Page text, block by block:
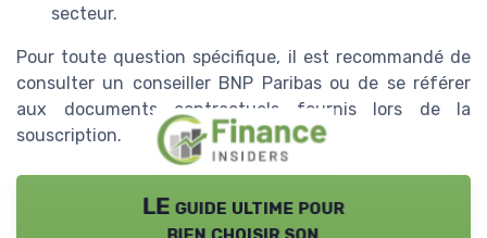
secteur.
Pour toute question spécifique, il est recommandé de
consulter un conseiller BNP Paribas ou de se référer
aux documents contractuels fournis lors de la
souscription.
LE guide ultime pour